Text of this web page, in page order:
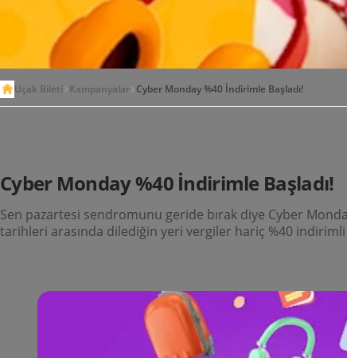
Uçak Bileti Kampanyalar Cyber Monday %40 İndirimle Başladı!
Cyber Monday %40 İndirimle Başladı!
Sen pazartesi sendromunu geride bırak diye Cyber
tarihleri arasında dilediğin yeri vergiler hariç %40